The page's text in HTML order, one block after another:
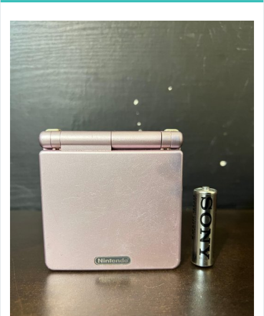
運動、戶外與休閒
寵物用品與水族
汽機車精品百貨
居家、家具與園藝
玩具、模型與公仔
男性精品與服飾
偶像、球員卡與郵幣
手錶與飾品配件
女包精品與女鞋
家電與影音視聽